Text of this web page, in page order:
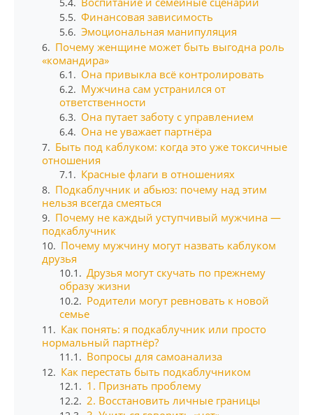
5.5. Финансовая зависимость
5.6. Эмоциональная манипуляция
6. Почему женщине может быть выгодна роль
«командира»
6.1. Она привыкла всё контролировать
6.2. Мужчина сам устранился от
ответственности
6.3. Она путает заботу с управлением
6.4. Она не уважает партнёра
7. Быть под каблуком: когда это уже токсичные
отношения
7.1. Красные флаги в отношениях
8. Подкаблучник и абьюз: почему над этим
нельзя всегда смеяться
9. Почему не каждый уступчивый мужчина —
подкаблучник
10. Почему мужчину могут назвать каблуком
друзья
10.1. Друзья могут скучать по прежнему
образу жизни
10.2. Родители могут ревновать к новой
семье
11. Как понять: я подкаблучник или просто
нормальный партнёр?
11.1. Вопросы для самоанализа
12. Как перестать быть подкаблучником
12.1. 1. Признать проблему
12.2. 2. Восстановить личные границы